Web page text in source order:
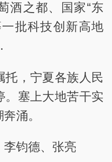
酒之都、国家“东
批科技创新高地
托，宁夏各族人民
。塞上大地苦干实
涌。
钧德、张亮